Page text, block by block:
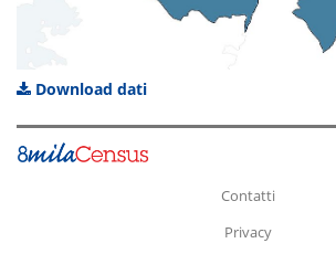
Download dati
Contatti
Privacy